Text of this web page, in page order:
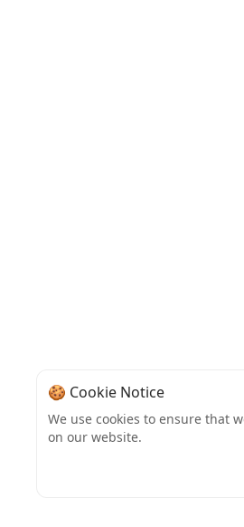
🍪 Cookie Notice
We use cookies to ensure that
on our website.